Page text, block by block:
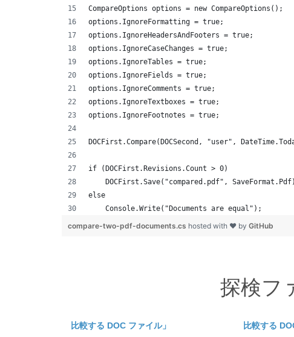
CompareOptions options = new CompareOptions();
options.IgnoreFormatting = true;
options.IgnoreHeadersAndFooters = true;
options.IgnoreCaseChanges = true;
options.IgnoreTables = true;
options.IgnoreFields = true;
options.IgnoreComments = true;
options.IgnoreTextboxes = true;
options.IgnoreFootnotes = true;
DOCFirst.Compare(DOCSecond, "user",
if (DOCFirst.Revisions.Count > 0)
DOCFirst.Save("compared.pdf",
else
    Console.Write("Documents are equal");
compare-two-pdf-documents.cs hosted with ❤ by GitHub
探検フ
比較する DOC ファイル」 比較する